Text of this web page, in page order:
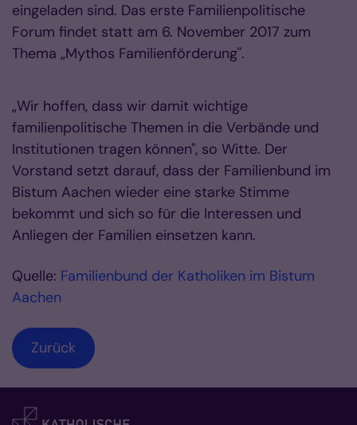
eingeladen sind. Das erste Familienpolitische
Forum findet statt am 6. November 2017 zum
Thema „Mythos Familienförderung".
„Wir hoffen, dass wir damit wichtige
familienpolitische Themen in die Verbände und
Institutionen tragen können", so Witte. Der
Vorstand setzt darauf, dass der Familienbund im
Bistum Aachen wieder eine starke Stimme
bekommt und sich so für die Interessen und
Anliegen der Familien einsetzen kann.
Quelle: Familienbund der Katholiken im Bistum
Aachen
Zurück